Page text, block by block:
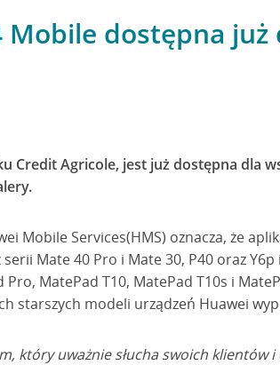
Mobile dostępna
Credit Agricole, jest już dostępna dla
Mobile Services(HMS) oznacza, że
Mate 40 Pro i Mate 30, P40 oraz
MatePad T10, MatePad T10s i
starszych modeli urządzeń Huawei
który uważnie słucha swoich klientów